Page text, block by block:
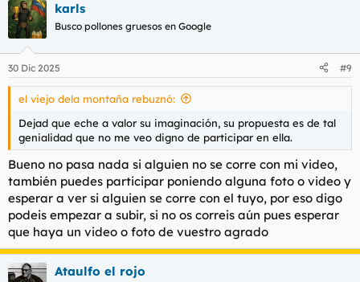
c
c
i
e
s
karls
Busco pollones gruesos en Google
30 Dic 2025 #9
el viejo dela montaña rebuznó:
Dejad que eche a valor su imaginación, su propuesta es de tal
genialidad que no me veo digno de participar en ella.
Bueno no pasa nada si alguien no se corre con mi video,
también puedes participar poniendo alguna foto o video y
esperar a ver si alguien se corre con el tuyo, por eso digo
podeis empezar a subir, si no os correis aún pues esperar
que haya un video o foto de vuestro agrado
Ataulfo el rojo